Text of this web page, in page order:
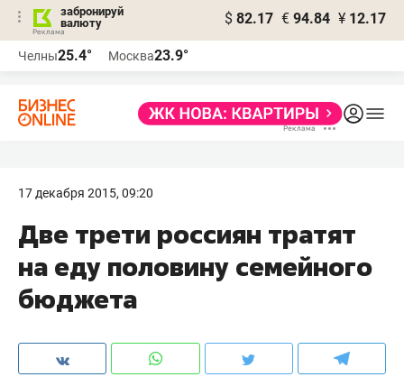
забронируй
валюту
$ 82.17 € 94.84 ¥ 12.17
Челны25.4° Москва23.9°
17 декабря 2015, 09:20
Две трети россиян тратят
на еду половину семейного
бюджета